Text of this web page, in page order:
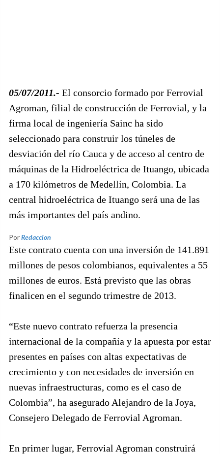
05/07/2011.- El consorcio formado por Ferrovial
Agroman, filial de construcción de Ferrovial, y la
firma local de ingeniería Sainc ha sido
seleccionado para construir los túneles de
desviación del río Cauca y de acceso al centro de
máquinas de la Hidroeléctrica de Ituango, ubicada
a 170 kilómetros de Medellín, Colombia. La
central hidroeléctrica de Ituango será una de las
más importantes del país andino.
PorRedaccion
Este contrato cuenta con una inversión de 141.891
millones de pesos colombianos, equivalentes a 55
millones de euros. Está previsto que las obras
finalicen en el segundo trimestre de 2013.
“Este nuevo contrato refuerza la presencia
internacional de la compañía y la apuesta por estar
presentes en países con altas expectativas de
crecimiento y con necesidades de inversión en
nuevas infraestructuras, como es el caso de
Colombia”, ha asegurado Alejandro de la Joya,
Consejero Delegado de Ferrovial Agroman.
En primer lugar, Ferrovial Agroman construirá